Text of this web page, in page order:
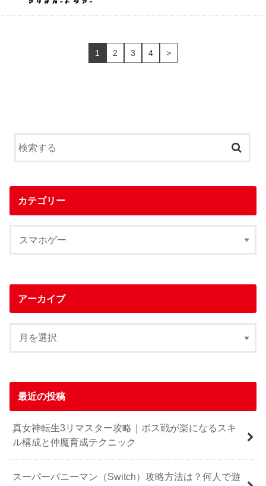
1 2 3 4 >
カテゴリー
アーカイブ
最近の投稿
真女神転生3リマスター攻略｜ボス戦が楽になるスキ
ル構成と仲魔育成テクニック
スーパーバニーマン（Switch）攻略方法は？何人で遊